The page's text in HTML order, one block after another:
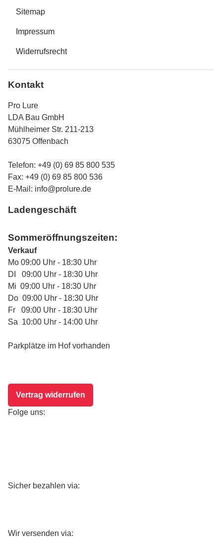
Sitemap
Impressum
Widerrufsrecht
Kontakt
Pro Lure
LDA Bau GmbH
Mühlheimer Str. 211-213
63075 Offenbach
Telefon: +49 (0) 69 85 800 535
Fax: +49 (0) 69 85 800 536
E-Mail: info@prolure.de
Ladengeschäft
Sommeröffnungszeiten:
Verkauf
Mo 09:00 Uhr - 18:30 Uhr
DI 09:00 Uhr - 18:30 Uhr
Mi 09:00 Uhr - 18:30 Uhr
Do 09:00 Uhr - 18:30 Uhr
Fr 09:00 Uhr - 18:30 Uhr
Sa 10:00 Uhr - 14:00 Uhr
Parkplätze im Hof vorhanden
Vertrag widerrufen
Folge uns:
Sicher bezahlen via:
Wir versenden via: